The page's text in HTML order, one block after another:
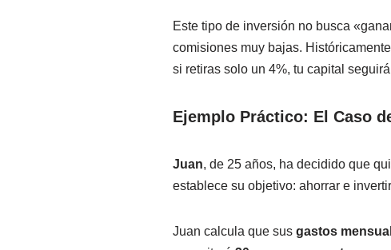
Este tipo de inversión no busca
comisiones muy bajas.
si retiras solo un 4%, tu capital
Ejemplo Práctico: El Caso
Juan, de 25 años, ha decidido que
establece su objetivo: ahorrar e
Juan calcula que susgastos